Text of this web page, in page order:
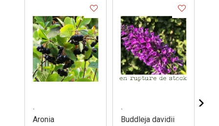
.
Aronia
.
Buddleja davidii